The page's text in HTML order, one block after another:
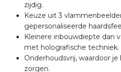
zijdig.
Keuze uit 3
gepersonaliseerde
Kleinere inbouwdiepte dan
met holografische techniek.
Onderhoudsvrij, waardoor
zorgen.